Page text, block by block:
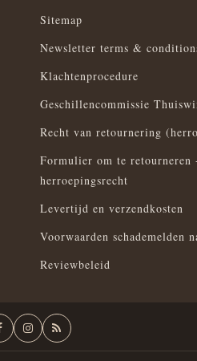
Sitemap
Newsletter terms &
Klachtenprocedure
Geschillencommissie
Recht van retournering
Formulier om te
herroepingsrecht
Levertijd en verzendkosten
Voorwaarden schademelden
Reviewbeleid